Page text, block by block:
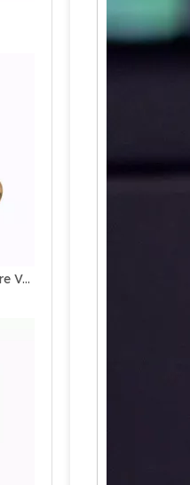
Tembaga CO2 Fire Fighting Fire Valve